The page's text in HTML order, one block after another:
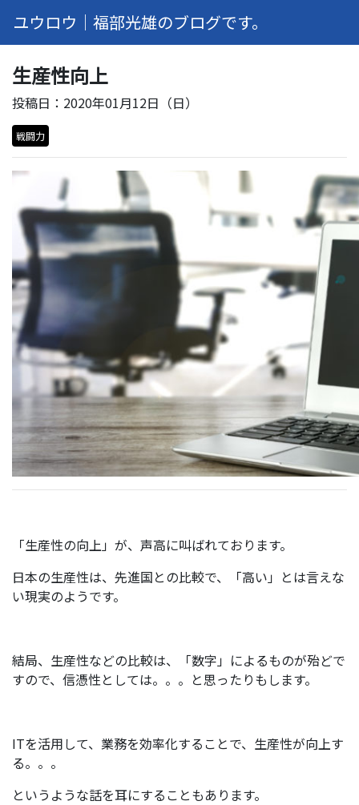
ユウロウ｜福部光雄のブログです。
生産性向上
投稿日：2020年01月12日（日）
戦闘力
「生産性の向上」が、声高に叫ばれております。
日本の生産性は、先進国との比較で、「高い」とは言えな
い現実のようです。
結局、生産性などの比較は、「数字」によるものが殆どで
すので、信憑性としては。。。と思ったりもします。
ITを活用して、業務を効率化することで、生産性が向上す
る。。。
というような話を耳にすることもあります。